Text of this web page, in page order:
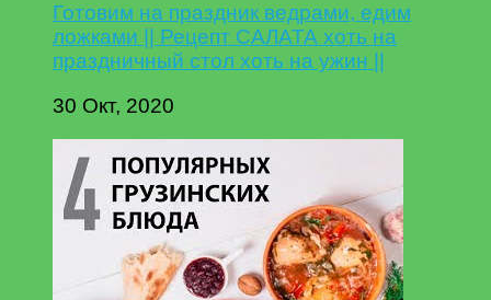
Готовим на праздник ведрами, едим
ложками || Рецепт САЛАТА хоть на
праздничный стол хоть на ужин ||
30 Окт, 2020